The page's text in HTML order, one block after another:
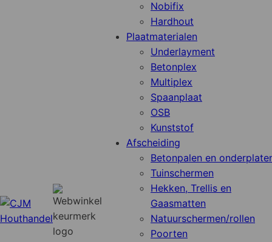
Nobifix
Hardhout
Plaatmaterialen
Underlayment
Betonplex
Multiplex
Spaanplaat
OSB
Kunststof
Afscheiding
Betonpalen en
Tuinschermen
Hekken, Trellis en
Gaasmatten
Natuurschermen/rollen
Poorten